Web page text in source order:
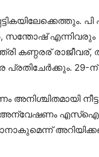
സന്തോഷ് എന്നിവരും
കണ്ഠരര്
പ്രതിചേർക്കും.
അന്വേഷണം